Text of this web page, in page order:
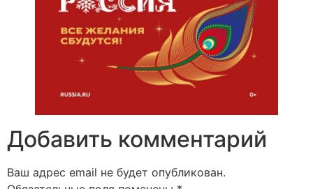
Добавить комментарий
Ваш адрес email не будет опубликован.